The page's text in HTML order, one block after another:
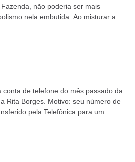
não poderia ser mais
nela embutida. Ao misturar a
conta de telefone do mês passado da
Rita Borges. Motivo: seu número de
pela Telefônica para um